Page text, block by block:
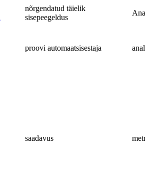
nõrgendatud täielik
sisepeegeldus
proovi automaatsisestaja
saadavus